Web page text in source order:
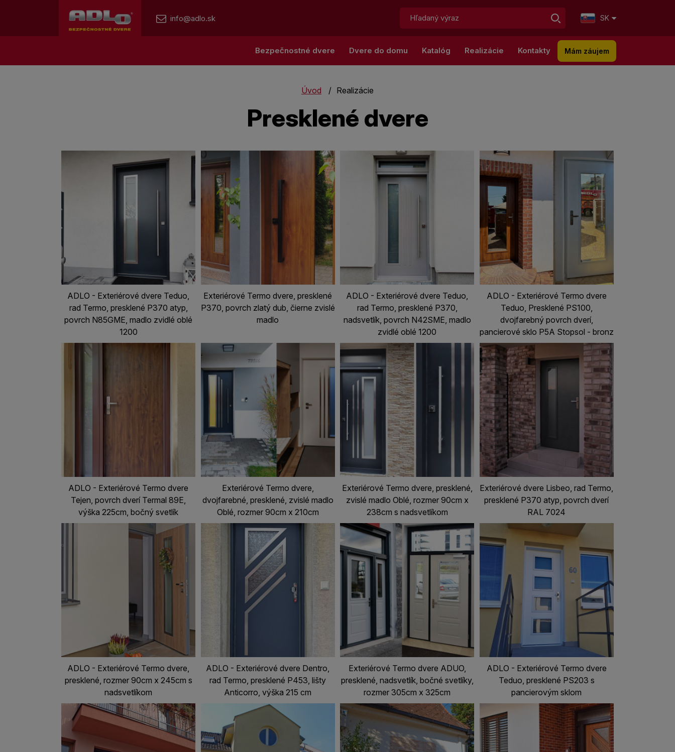
info@adlo.sk
Hľadať: SK
Bezpečnostné dvere Dvere do domu Katalóg Realizácie Kontakty Mám záujem
Úvod Realizácie
Presklené dvere
ADLO - Exteriérové dvere Teduo,
rad Termo, presklené P370 atyp,
povrch N85GME, madlo zvidlé oblé
1200
Exteriérové Termo dvere, presklené
P370, povrch zlatý dub, čierne zvislé
madlo
ADLO - Exteriérové dvere Teduo,
rad Termo, presklené P370,
nadsvetlík, povrch N42SME, madlo
zvidlé oblé 1200
ADLO - Exteriérové Termo dvere
Teduo, Presklené PS100,
dvojfarebný povrch dverí,
pancierové sklo P5A Stopsol - bronz
ADLO - Exteriérové Termo dvere
Tejen, povrch dverí Termal 89E,
výška 225cm, bočný svetlík
Exteriérové Termo dvere,
dvojfarebné, presklené, zvislé madlo
Oblé, rozmer 90cm x 210cm
Exteriérové Termo dvere, presklené,
zvislé madlo Oblé, rozmer 90cm x
238cm s nadsvetlíkom
Exteriérové dvere Lisbeo, rad Termo,
presklené P370 atyp, povrch dverí
RAL 7024
ADLO - Exteriérové Termo dvere,
presklené, rozmer 90cm x 245cm s
nadsvetlíkom
ADLO - Exteriérové dvere Dentro,
rad Termo, presklené P453, lišty
Anticorro, výška 215 cm
Exteriérové Termo dvere ADUO,
presklené, nadsvetlík, bočné svetlíky,
rozmer 305cm x 325cm
ADLO - Exteriérové Termo dvere
Teduo, presklené PS203 s
pancierovým sklom